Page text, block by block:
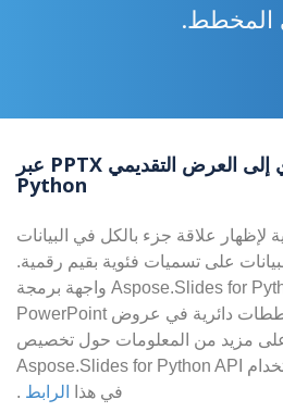
المخطط.
إضافة مخطط دائري إلى العرض التقديمي PPTX عبر
Python
لإظهار علاقة جزء بالكل في البيانات
على تسميات فئوية بقيم رقمية.
يوفر Aspose.Slides for Python via .NET واجهة برمجة
تطبيقات قوية لإنشاء مخططات دائرية في عروض PowerPoint
على مزيد من المعلومات حول تخصيص
المخططات الدائرية باستخدام Aspose.Slides for Python API
في هذا
الرابط .